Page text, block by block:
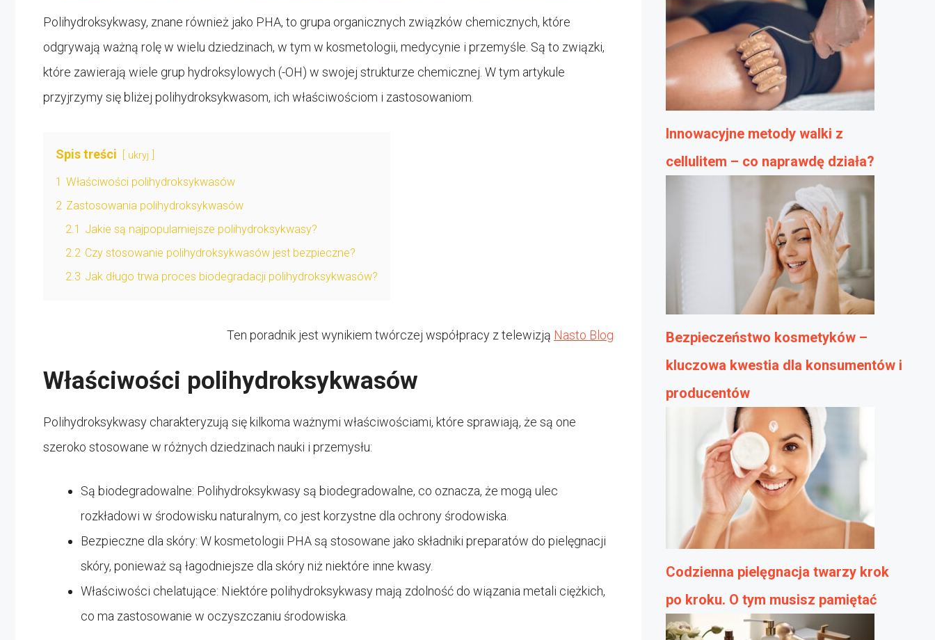
Polihydroksykwasy, znane również jako PHA, to grupa organicznych związków chemicznych, które
odgrywają ważną rolę w wielu dziedzinach, w tym w kosmetologii, medycynie i przemyśle. Są to związki,
które zawierają wiele grup hydroksylowych (-OH) w swojej strukturze chemicznej. W tym artykule
przyjrzymy się bliżej polihydroksykwasom, ich właściwościom i zastosowaniom.
Spis treści ukryj
1 Właściwości polihydroksykwasów
2 Zastosowania polihydroksykwasów
2.1 Jakie są najpopularniejsze polihydroksykwasy?
2.2 Czy stosowanie polihydroksykwasów jest bezpieczne?
2.3 Jak długo trwa proces biodegradacji polihydroksykwasów?
Ten poradnik jest wynikiem twórczej współpracy z telewizją Nasto Blog
Właściwości polihydroksykwasów
Polihydroksykwasy charakteryzują się kilkoma ważnymi właściwościami, które sprawiają, że są one
szeroko stosowane w różnych dziedzinach nauki i przemysłu:
Są biodegradowalne: Polihydroksykwasy są biodegradowalne, co oznacza, że mogą ulec
rozkładowi w środowisku naturalnym, co jest korzystne dla ochrony środowiska.
Bezpieczne dla skóry: W kosmetologii PHA są stosowane jako składniki preparatów do pielęgnacji
skóry, ponieważ są łagodniejsze dla skóry niż niektóre inne kwasy.
Właściwości chelatujące: Niektóre polihydroksykwasy mają zdolność do wiązania metali ciężkich,
co ma zastosowanie w oczyszczaniu środowiska.
Innowacyjne metody walki z
cellulitem – co naprawdę działa?
Bezpieczeństwo kosmetyków –
kluczowa kwestia dla konsumentów i
producentów
Codzienna pielęgnacja twarzy krok
po kroku. O tym musisz pamiętać